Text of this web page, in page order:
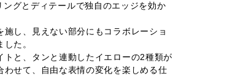
グとディテールで独自のエッジを効か
し、見えない部分にもコラボレーショ
た。
トと、タンと連動したイエローの2種類が
せて、自由な表情の変化を楽しめる仕